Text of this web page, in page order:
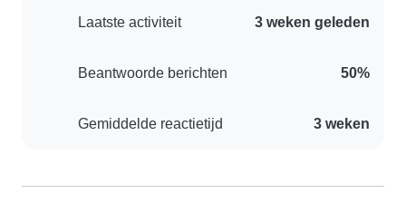
Laatste activiteit 3 weken geleden
Beantwoorde berichten 50%
Gemiddelde reactietijd 3 weken